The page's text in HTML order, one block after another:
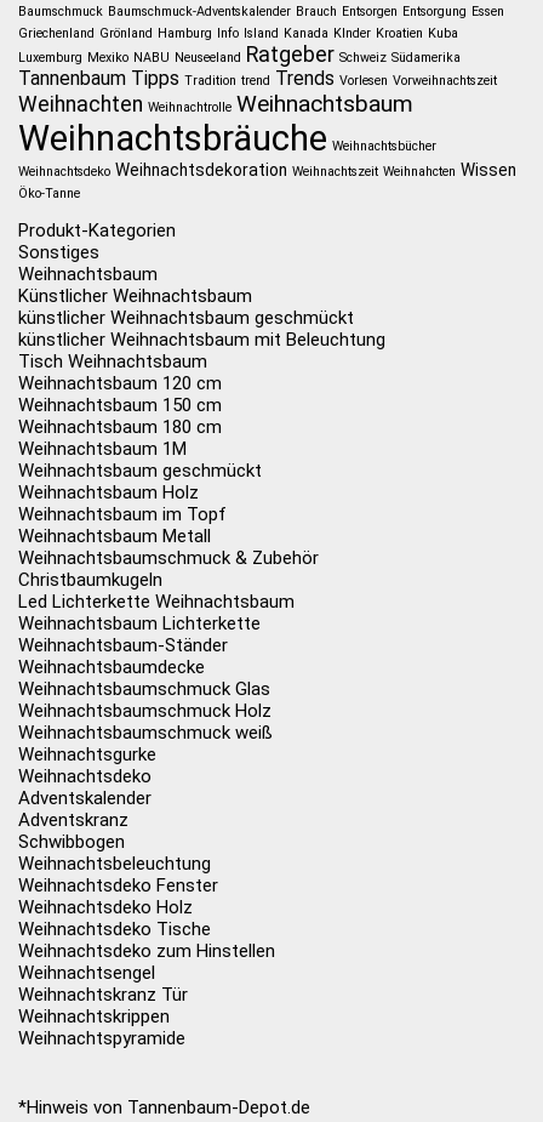
Baumschmuck Baumschmuck-Adventskalender Brauch Entsorgen Entsorgung Essen
Griechenland Grönland Hamburg Info Island Kanada KInder Kroatien Kuba
Luxemburg Mexiko NABU Neuseeland Ratgeber Schweiz Südamerika
Tannenbaum Tipps Tradition trend Trends Vorlesen Vorweihnachtszeit
Weihnachten Weihnachtrolle Weihnachtsbaum
Weihnachtsbräuche Weihnachtsbücher
Weihnachtsdeko Weihnachtsdekoration Weihnachtszeit Weihnahcten Wissen
Öko-Tanne
Produkt-Kategorien
Sonstiges
Weihnachtsbaum
Künstlicher Weihnachtsbaum
künstlicher Weihnachtsbaum geschmückt
künstlicher Weihnachtsbaum mit Beleuchtung
Tisch Weihnachtsbaum
Weihnachtsbaum 120 cm
Weihnachtsbaum 150 cm
Weihnachtsbaum 180 cm
Weihnachtsbaum 1M
Weihnachtsbaum geschmückt
Weihnachtsbaum Holz
Weihnachtsbaum im Topf
Weihnachtsbaum Metall
Weihnachtsbaumschmuck & Zubehör
Christbaumkugeln
Led Lichterkette Weihnachtsbaum
Weihnachtsbaum Lichterkette
Weihnachtsbaum-Ständer
Weihnachtsbaumdecke
Weihnachtsbaumschmuck Glas
Weihnachtsbaumschmuck Holz
Weihnachtsbaumschmuck weiß
Weihnachtsgurke
Weihnachtsdeko
Adventskalender
Adventskranz
Schwibbogen
Weihnachtsbeleuchtung
Weihnachtsdeko Fenster
Weihnachtsdeko Holz
Weihnachtsdeko Tische
Weihnachtsdeko zum Hinstellen
Weihnachtsengel
Weihnachtskranz Tür
Weihnachtskrippen
Weihnachtspyramide
*Hinweis von Tannenbaum-Depot.de